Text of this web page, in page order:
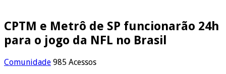
CPTM e Metrô de SP funcionarão 24h
para o jogo da NFL no Brasil
Comunidade 985 Acessos